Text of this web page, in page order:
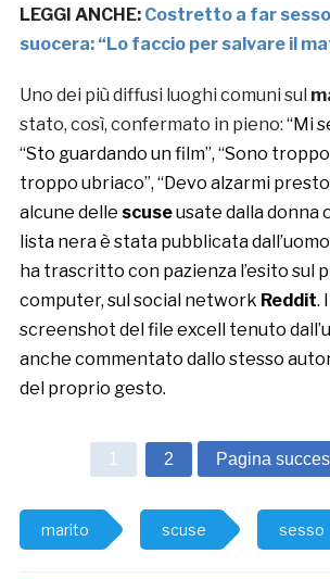
LEGGI ANCHE: Costretto a far
suocera: “Lo faccio per salvare il
Uno dei più diffusi luoghi comuni sul
stato, così, confermato in pieno: “Mi
“Sto guardando un film”, “Sono
troppo ubriaco”, “Devo alzarmi
alcune delle scuseusate dalla donna
lista nera è stata pubblicata
ha trascritto con pazienza l’esito sul
computer, sul social network Reddit.
screenshot del file excell tenuto
anche commentato dallo stesso
del proprio gesto.
1 2 Pagina
marito scuse sesso